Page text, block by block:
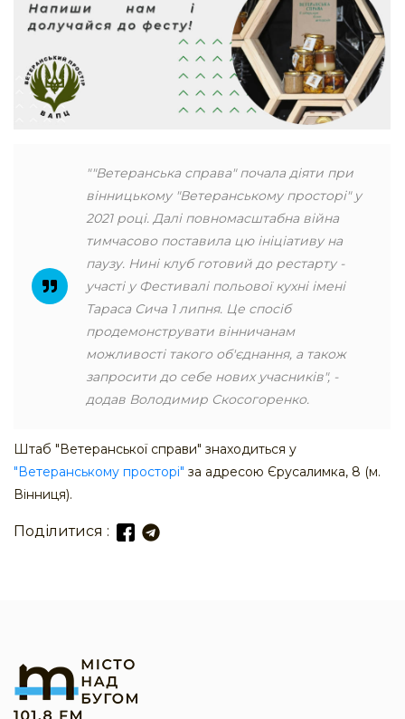
""Ветеранська справа" почала діяти при
вінницькому "Ветеранському просторі" у
2021 році. Далі повномасштабна війна
тимчасово поставила цю ініціативу на
паузу. Нині клуб готовий до рестарту -
участі у Фестивалі польової кухні імені
Тараса Сича 1 липня. Це спосіб
продемонструвати вінничанам
можливості такого об'єднання, а також
запросити до себе нових учасників", -
додав Володимир Скосогоренко.
Штаб "Ветеранської справи" знаходиться у
"Ветеранському просторі" за адресою Єрусалимка, 8 (м.
Вінниця).
Поділитися :